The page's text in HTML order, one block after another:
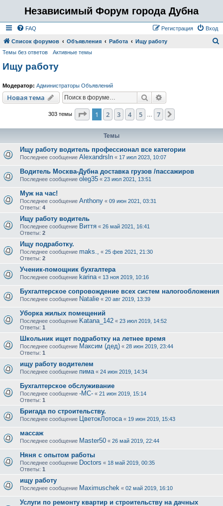
Независимый Форум города Дубна
FAQ Вход
Регистрация
Список форумов Объявления Работа Ищу работу
Темы без ответов Активные темы
Ищу работу
Модератор: Администраторы Объявлений
Новая тема Поиск
303 темы Страница из
1 2 3 4 5 7
Темы
Ищу работу водитель профессионал все категории
Последнее сообщение Alexandrsln « 17 июл 2023, 10:07
Водитель Москва-Дубна доставка грузов /пассажиров
Последнее сообщение oleg35 « 23 июл 2021, 13:51
Муж на час!
Последнее сообщение Anthony « 09 июн 2021, 03:31
Ответы: 4
Ищу работу водитель
Последнее сообщение Виття « 26 май 2021, 16:41
Ответы: 2
Ищу подработку.
Последнее сообщение maks., « 25 фев 2021, 21:30
Ответы: 2
Ученик-помощник бухгалтера
Последнее сообщение karina « 13 ноя 2019, 10:16
Бухгалтерское сопровождение всех систем налогообложения
Последнее сообщение Natalie « 20 авг 2019, 13:39
Уборка жилых помещений
Последнее сообщение Katana_142 « 23 июл 2019, 14:52
Ответы: 1
Школьник ищет подработку на летнее время
Последнее сообщение Максим (дед) « 28 июн 2019, 23:44
Ответы: 1
ищу работу водителем
Последнее сообщение пима « 24 июн 2019, 14:34
Бухгалтерское обслуживание
Последнее сообщение -МС- « 21 июн 2019, 15:14
Ответы: 1
Бригада по строительству.
Последнее сообщение ЦветокЛотоса « 19 июн 2019, 15:43
массаж
Последнее сообщение Master50 « 26 май 2019, 22:44
Няня с опытом работы
Последнее сообщение Doctors « 18 май 2019, 00:35
Ответы: 1
ищу работу
Последнее сообщение Maximuschek « 02 май 2019, 16:10
Услуги по ремонту квартир и строительству на дачных